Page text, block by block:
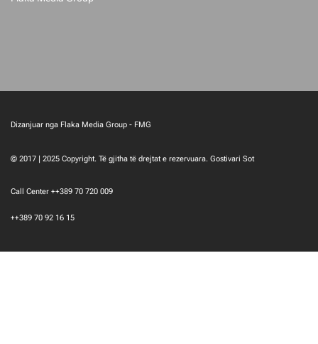
Dizanjuar nga Flaka Media Group - FMG
© 2017 | 2025 Copyright. Të gjitha të drejtat e rezervuara. Gostivari Sot
Call Center ++389 70 720 009
++389 70 92 16 15